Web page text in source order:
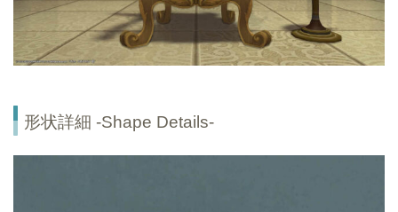
形状詳細 -Shape Details-